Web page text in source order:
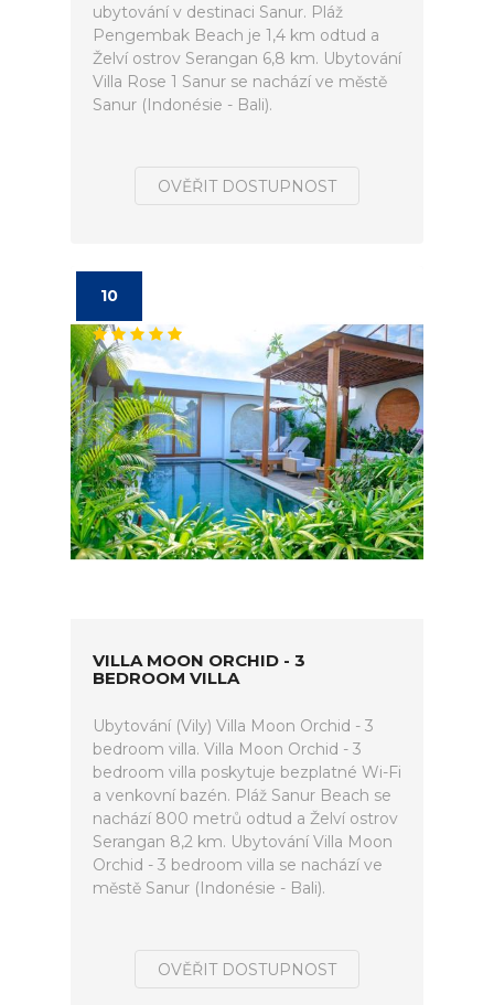
ubytování v destinaci Sanur. Pláž
Pengembak Beach je 1,4 km odtud a
Želví ostrov Serangan 6,8 km. Ubytování
Villa Rose 1 Sanur se nachází ve městě
Sanur (Indonésie - Bali).
OVĚŘIT DOSTUPNOST
10
VILLA MOON ORCHID - 3
BEDROOM VILLA
Ubytování (Vily) Villa Moon Orchid - 3
bedroom villa. Villa Moon Orchid - 3
bedroom villa poskytuje bezplatné Wi-Fi
a venkovní bazén. Pláž Sanur Beach se
nachází 800 metrů odtud a Želví ostrov
Serangan 8,2 km. Ubytování Villa Moon
Orchid - 3 bedroom villa se nachází ve
městě Sanur (Indonésie - Bali).
OVĚŘIT DOSTUPNOST